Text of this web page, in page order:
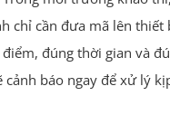
cần đưa mã lên
đúng thời gian và
báo ngay để xử lý